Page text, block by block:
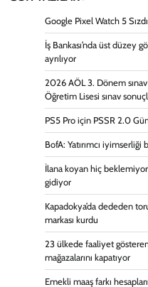
Google Pixel Watch 5
İş Bankası’nda üst düzey
ayrılıyor
2026 AÖL 3. Dönem sınav
Öğretim Lisesi sınav
PS5 Pro için PSSR 2.0
BofA: Yatırımcı
İlana koyan hiç beklemiyor,
gidiyor
Kapadokya’da dededen
markası kurdu
23 ülkede faaliyet
mağazalarını kapatıyor
Emekli maaş farkı